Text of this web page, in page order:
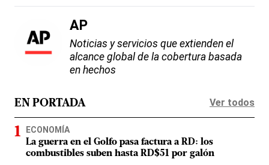
AP
Noticias y servicios que extienden el
alcance global de la cobertura basada
en hechos
EN PORTADA Ver todos
ECONOMÍA
La guerra en el Golfo pasa factura a RD: los
combustibles suben hasta RD$51 por galón